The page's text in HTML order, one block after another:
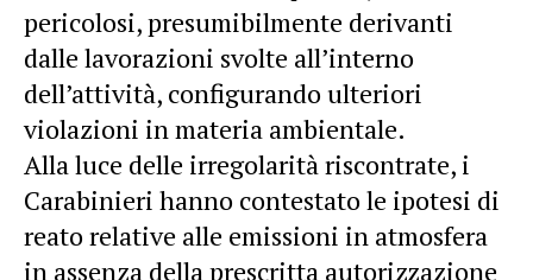
pericolosi, presumibilmente derivanti
dalle lavorazioni svolte all’interno
dell’attività, configurando ulteriori
violazioni in materia ambientale.
Alla luce delle irregolarità riscontrate, i
Carabinieri hanno contestato le ipotesi di
reato relative alle emissioni in atmosfera
in assenza della prescritta autorizzazione